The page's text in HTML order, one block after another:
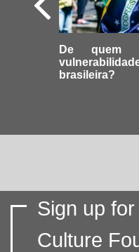
De
brasileira?
Sign up for
Culture